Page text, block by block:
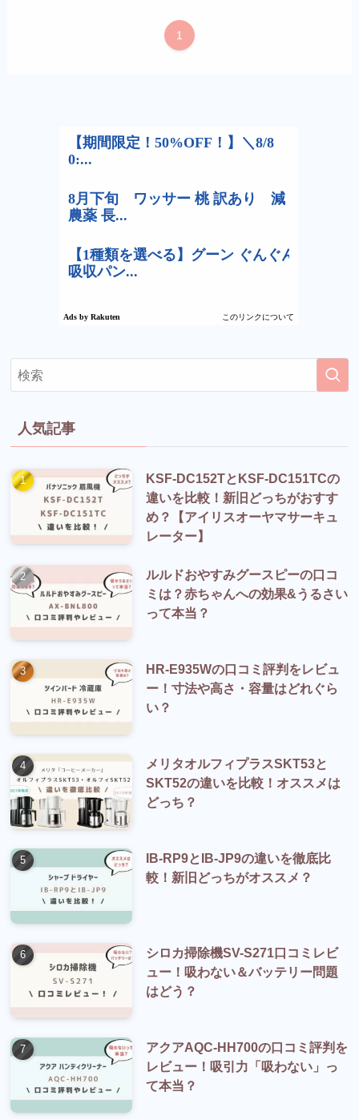
1
人気記事
KSF-DC152TとKSF-DC151TCの
違いを比較！新旧どっちがおすす
め？【アイリスオーヤマサーキュ
レーター】
ルルドおやすみグースピーの口コ
ミは？赤ちゃんへの効果&うるさい
って本当？
HR-E935Wの口コミ評判をレビュ
ー！寸法や高さ・容量はどれぐら
い？
メリタオルフィプラスSKT53と
SKT52の違いを比較！オススメは
どっち？
IB-RP9とIB-JP9の違いを徹底比
較！新旧どっちがオススメ？
シロカ掃除機SV-S271口コミレビ
ュー！吸わない＆バッテリー問題
はどう？
アクアAQC-HH700の口コミ評判を
レビュー！吸引力「吸わない」っ
て本当？